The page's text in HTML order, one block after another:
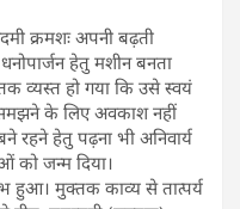
क्रमशः अपनी बढ़ती
हेतु मशीन बनता
व्यस्त हो गया कि उसे स्वयं
के लिए अवकाश नहीं
रहने हेतु पढ़ना भी अनिवार्य
को जन्म दिया।
हुआ। मुक्तक काव्य से तात्पर्य